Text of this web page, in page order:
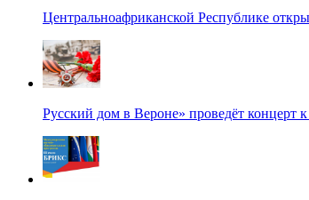
Центральноафриканской Республике
Русский дом в Вероне» проведёт концерт